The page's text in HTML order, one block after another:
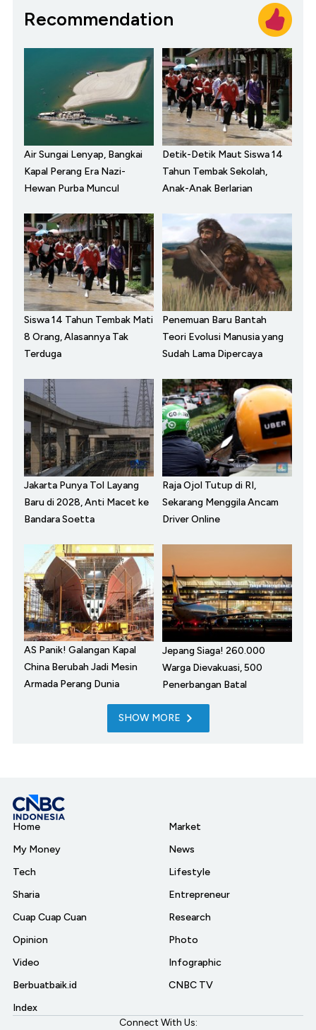
Recommendation
Air Sungai Lenyap, Bangkai
Kapal Perang Era Nazi-
Hewan Purba Muncul
Detik-Detik Maut Siswa 14
Tahun Tembak Sekolah,
Anak-Anak Berlarian
Siswa 14 Tahun Tembak Mati
8 Orang, Alasannya Tak
Terduga
Penemuan Baru Bantah
Teori Evolusi Manusia yang
Sudah Lama Dipercaya
Jakarta Punya Tol Layang
Baru di 2028, Anti Macet ke
Bandara Soetta
Raja Ojol Tutup di RI,
Sekarang Menggila Ancam
Driver Online
AS Panik! Galangan Kapal
China Berubah Jadi Mesin
Armada Perang Dunia
Jepang Siaga! 260.000
Warga Dievakuasi, 500
Penerbangan Batal
SHOW MORE
Home
My Money
Tech
Sharia
Cuap Cuap Cuan
Opinion
Video
Berbuatbaik.id
Index
Market
News
Lifestyle
Entrepreneur
Research
Photo
Infographic
CNBC TV
Connect With Us: